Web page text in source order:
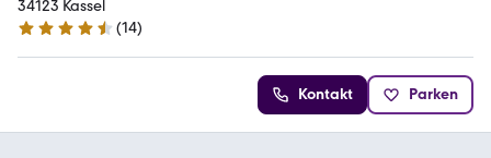
34123 Kassel
4.5 Sterne
(14)
Kontakt Parken